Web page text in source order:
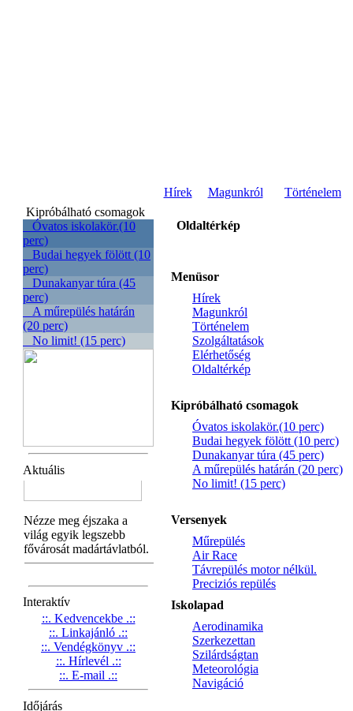
Hírek Magunkról
Történelem
Kipróbálható csomagok
Óvatos iskolakör.(10
perc)
Budai hegyek fölött (10
perc)
Dunakanyar túra (45
perc)
A műrepülés határán
(20 perc)
No limit! (15 perc)
Aktuális
Interaktív
::. Kedvencekbe .::
::. Linkajánló .::
::. Vendégkönyv .::
::. Hírlevél .::
::. E-mail .::
Időjárás
Oldaltérkép
Menüsor
Hírek
Magunkról
Történelem
Szolgáltatások
Elérhetőség
Oldaltérkép
Kipróbálható csomagok
Óvatos iskolakör.(10 perc)
Budai hegyek fölött (10 perc)
Dunakanyar túra (45 perc)
A műrepülés határán (20 perc)
No limit! (15 perc)
Versenyek
Műrepülés
Air Race
Távrepülés motor nélkül.
Preciziós repülés
Iskolapad
Aerodinamika
Szerkezettan
Szilárdságtan
Meteorológia
Navigáció